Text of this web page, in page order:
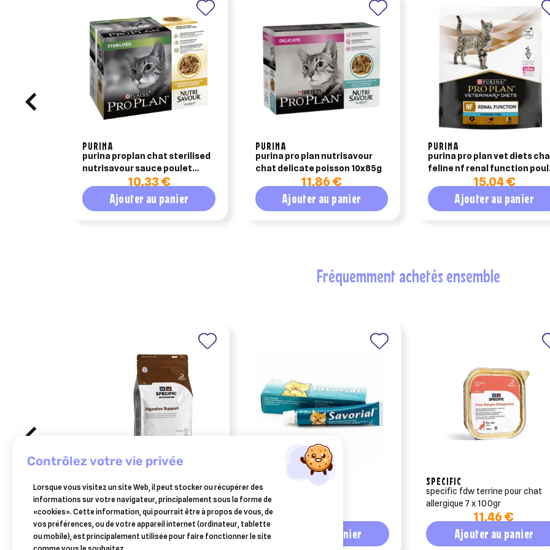
PURINA
purina proplan chat sterilised
nutrisavour sauce poulet
10,33 €
Ajouter au panier
PURINA
purina pro plan nutrisavour
chat delicate poisson 10x85g
11,86 €
Ajouter au panier
PURINA
purina pro plan vet diets
feline nf renal function
15,04 €
Ajouter au panier
fréquemment achetés ensemble
SPECIFIC
specific fid digestive support chat
2kg
28,52 €
Ajouter au panier
ELANCO ANIMAL
savorial
Ajouter au panier
SPECIFIC
specific fdw terrine pour chat
allergique 7 x 100gr
11,46 €
Ajouter au panier
contrôlez votre vie privée
Lorsque vous visitez un site Web, il peut stocker ou récupérer des
informations sur votre navigateur, principalement sous la forme de
«cookies». Cette information, qui pourrait être à propos de vous, de
vos préférences, ou de votre appareil internet (ordinateur, tablette
ou mobile), est principalement utilisée pour faire fonctionner le site